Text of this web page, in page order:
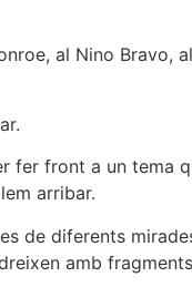
al Nino Bravo,
fer front a un tema
arribar.
de diferents
amb